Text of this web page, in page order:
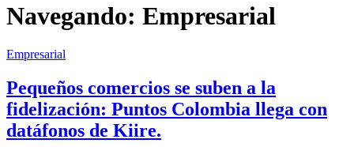
Navegando: Empresarial
Empresarial
Pequeños comercios se suben a la
fidelización: Puntos Colombia llega con
datáfonos de Kiire.